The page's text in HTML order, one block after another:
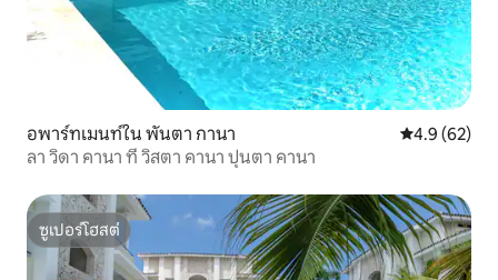
อพาร์ทเมนท์ใน พันตา กานา คะแนนเฉลี่ย
4.9 (62)
ลา วิดา คานา ที่ วิสตา คานา ปุนตา คานา
ซูเปอร์โฮสต์
ซูเปอร์โฮสต์